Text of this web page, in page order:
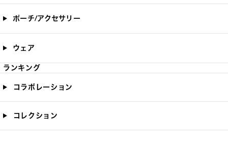
ポーチ/アクセサリー
ウェア
ランキング
コラボレーション
コレクション